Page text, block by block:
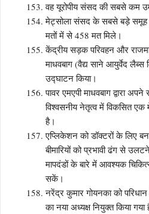
वह यूरोपीय संसद की सबसे कम
मेट्सोला संसद के सबसे बड़े समूह
मतों में से 458 मत मिले।
केंद्रीय सड़क परिवहन और
माधवबाग (वैद्य साने आयुर्वेद लैब्स
उद्घाटन किया।
पावर एमएपी माधवबाग द्वारा
विश्वसनीय नेतृत्व में विकसित
है।
एप्लिकेशन को डॉक्टरों के लिए
बीमारियों को प्रभावी ढंग से
मापदंडों के बारे में आवश्यक
सकें।
नरेंद्र कुमार गोयनका को परिधान
का नया अध्यक्ष नियुक्त किया गया